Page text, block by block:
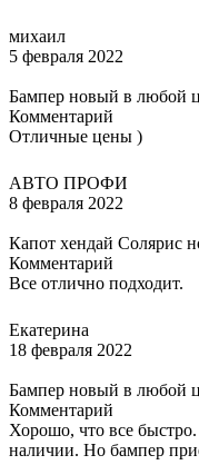
михаил
5 февраля 2022
Бампер новый в любой
Комментарий
Отличные цены )
АВТО ПРОФИ
8 февраля 2022
Капот хендай Солярис
Комментарий
Все отлично подходит.
Екатерина
18 февраля 2022
Бампер новый в любой
Комментарий
Хорошо, что все
наличии. Но бампер